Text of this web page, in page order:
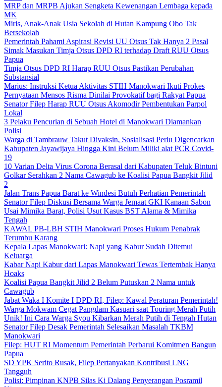
MRP dan MRPB Ajukan Sengketa Kewenangan Lembaga kepada
MK
Miris, Anak-Anak Usia Sekolah di Hutan Kampung Obo Tak
Bersekolah
Pemerintah Pahami Aspirasi Revisi UU Otsus Tak Hanya 2 Pasal
Simak Masukan Timja Otsus DPD RI terhadap Draft RUU Otsus
Papua
Timja Otsus DPD RI Harap RUU Otsus Pastikan Perubahan
Substansial
Marius: Instruksi Ketua Aktivitas STIH Manokwari Ikuti Prokes
Pernyataan Mensos Risma Dinilai Provokatif bagi Rakyat Papua
Senator Filep Harap RUU Otsus Akomodir Pembentukan Parpol
Lokal
3 Pelaku Pencurian di Sebuah Hotel di Manokwari Diamankan
Polisi
Warga di Tambrauw Takut Divaksin, Sosialisasi Perlu Digencarkan
Kabupaten Jayawijaya Hingga Kini Belum Miliki alat PCR Covid-
19
10 Varian Delta Virus Corona Berasal dari Kabupaten Teluk Bintuni
Golkar Serahkan 2 Nama Cawagub ke Koalisi Papua Bangkit Jilid
2
Jalan Trans Papua Barat ke Windesi Butuh Perhatian Pemerintah
Senator Filep Diskusi Bersama Warga Jemaat GKI Kanaan Sabon
Usai Mimika Barat, Polisi Usut Kasus BST Alama & Mimika
Tengah
KAWAL PB-LBH STIH Manokwari Proses Hukum Penabrak
Terumbu Karang
Kepala Lapas Manokwari: Napi yang Kabur Sudah Ditemui
Keluarga
Kabar Napi Kabur dari Lapas Manokwari Tewas Tertembak Hanya
Hoaks
Koalisi Papua Bangkit Jilid 2 Belum Putuskan 2 Nama untuk
Cawagub
Jabat Waka I Komite I DPD RI, Filep: Kawal Peraturan Pemerintah!
Warga Mokwam Cegat Pangdam Kasuari saat Touring Merah Putih
Unik! Ini Cara Warga Syou Kibarkan Merah Putih di Tengah Hutan
Senator Filep Desak Pemerintah Selesaikan Masalah TKBM
Manokwari
Filep: HUT RI Momentum Pemerintah Perbarui Komitmen Bangun
Papua
SD YPK Serito Rusak, Filep Pertanyakan Kontribusi LNG
Tangguh
Polisi: Pimpinan KNPB Silas Ki Dalang Penyerangan Posramil